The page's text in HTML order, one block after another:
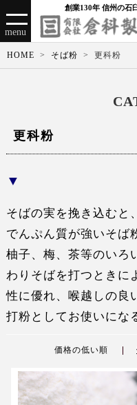
創業130年 信州の石
menu
HOME そば粉 更科粉
更科粉
そばの実を挽き込むと
でんぷん質が強いそば
柚子、梅、茶等のいろ
わりそばを打つときに
性に優れ、喉越しの良
打粉としてお使いにな
価格の低い順